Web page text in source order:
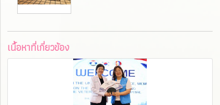
เนื้อหาที่เกี่ยวข้อง